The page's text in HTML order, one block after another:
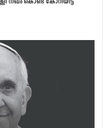
നഖം കൊണ്ട് കോറിയിട്ട